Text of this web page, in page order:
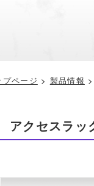
プページ > 製品情報
アクセスラッ